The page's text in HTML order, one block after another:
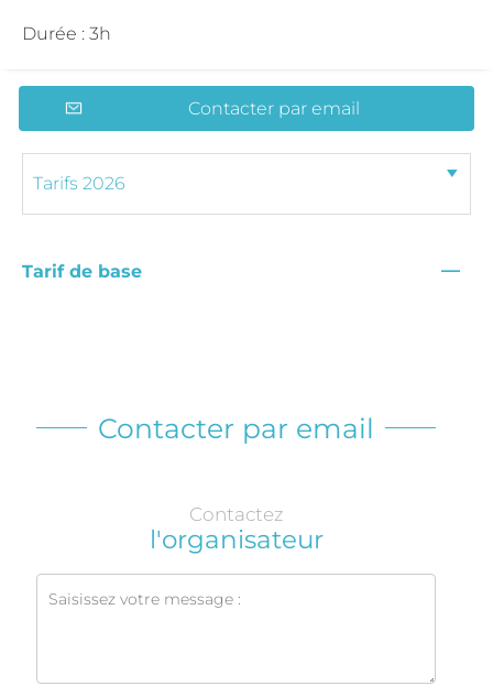
Durée : 3h
Contacter par email
Tarif de base —
Contacter par email
Contactez
l'organisateur